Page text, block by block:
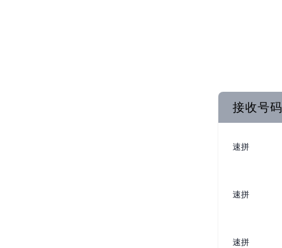
接收号码
速拼
速拼
速拼